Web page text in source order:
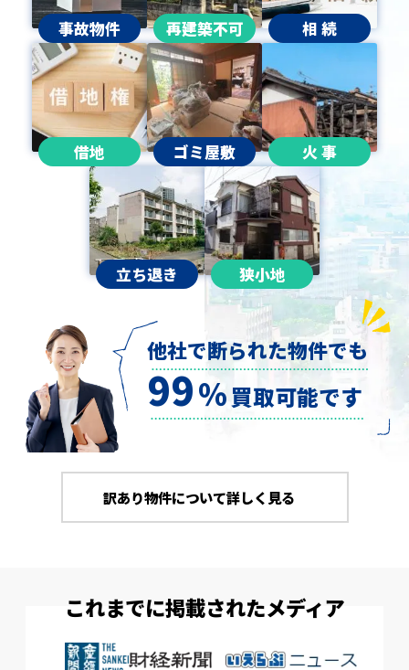
事故物件 再建築不可 相 続
借地 ゴミ屋敷 火 事
立ち退き 狭小地
他社で断られた物件でも
99％ 買取可能です
訳あり物件について詳しく見る
これまでに掲載されたメディア